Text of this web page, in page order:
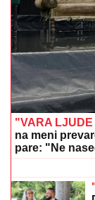
"VARA
na meni
pare: "Ne